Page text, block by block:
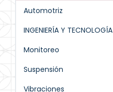
Automotriz
INGENIERÍA Y TECNOLOGÍA
Monitoreo
Suspensión
Vibraciones